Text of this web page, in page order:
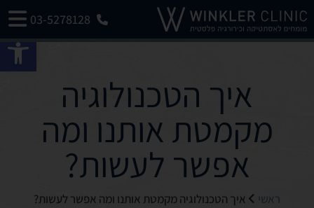
03-5278128
איך הטכנולוגיה
מקמטת אותנו ומה
אפשר לעשות?
ראשי איך הטכנולוגיה מקמטת אותנו ומה אפשר לעשות?